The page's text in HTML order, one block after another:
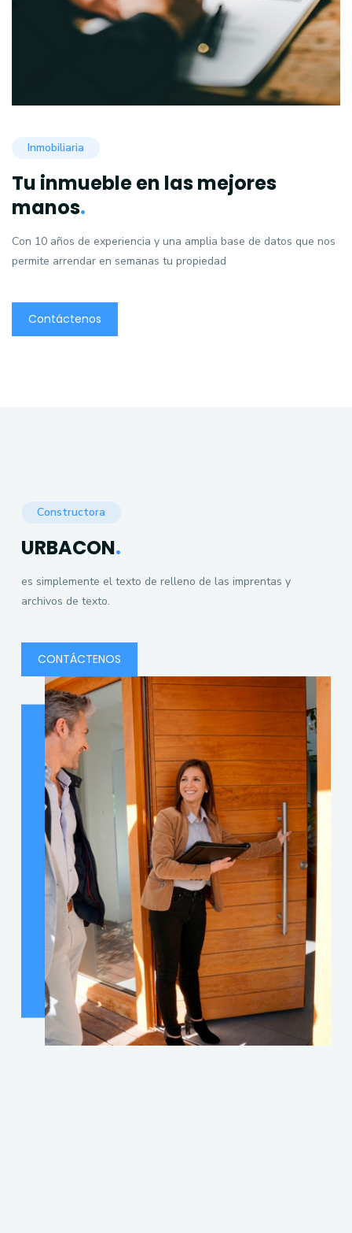
Inmobiliaria
Tu inmueble en las mejores
manos.
Con 10 años de experiencia y una amplia base de datos que nos
permite arrendar en semanas tu propiedad
Contáctenos
Constructora
URBACON.
es simplemente el texto de relleno de las imprentas y
archivos de texto.
CONTÁCTENOS